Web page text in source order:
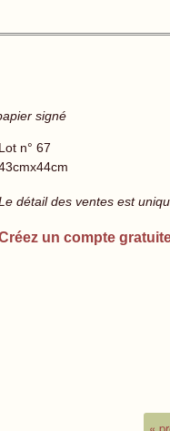
signé
Lot n° 67
détail des ventes est
un compte
«